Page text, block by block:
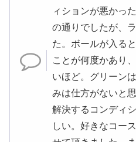
ィションが悪かっ
の通りでしたが、
た。ボールが入る
ことが何度かあり
いほど。グリーン
みは仕方がないと
解決するコンディ
しい。好きなコー